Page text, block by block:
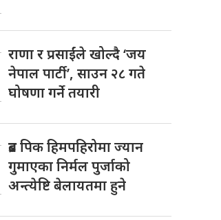
राणा र प्रसाईंले खोल्दै ‘जय
नेपाल पार्टी’, साउन २८ गते
घोषणा गर्ने तयारी
ब्रड पिक हिमपहिरोमा ज्यान
गुमाएका निर्मल पुर्जाको
अन्त्येष्टि बेलायतमा हुने